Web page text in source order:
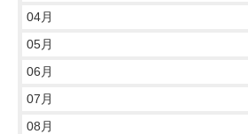
04月
05月
06月
07月
08月